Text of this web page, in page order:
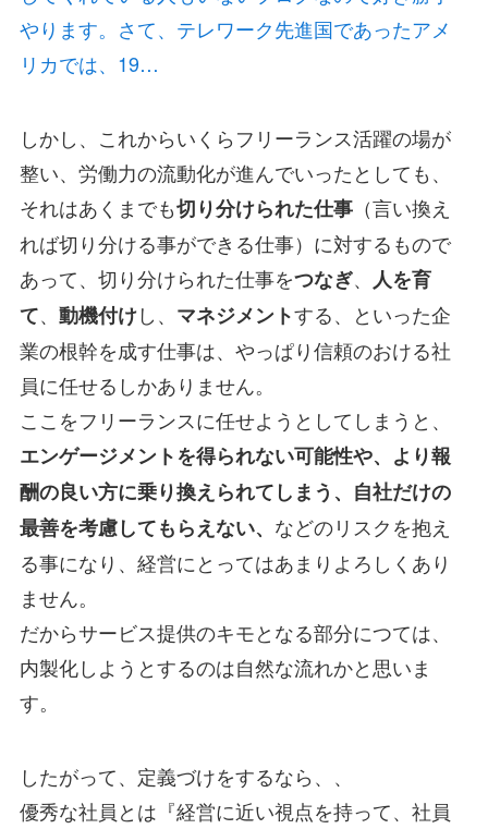
やります。さて、テレワーク先進国であったアメ
リカでは、19…
しかし、これからいくらフリーランス活躍の場が
整い、労働力の流動化が進んでいったとしても、
それはあくまでも切り分けられた仕事（言い換え
れば切り分ける事ができる仕事）に対するもので
あって、切り分けられた仕事をつなぎ、 人を育
て、 動機付けし、 マネジメントする、といった企
業の根幹を成す仕事は、やっぱり信頼のおける社
員に任せるしかありません。
ここをフリーランスに任せようとしてしまうと、
エンゲージメントを得られない可能性や、より報
酬の良い方に乗り換えられてしまう、自社だけの
最善を考慮してもらえない、 などのリスクを抱え
る事になり、経営にとってはあまりよろしくあり
ません。
だからサービス提供のキモとなる部分につては、
内製化しようとするのは自然な流れかと思いま
す。
したがって、定義づけをするなら、、
優秀な社員とは『経営に近い視点を持って、社員